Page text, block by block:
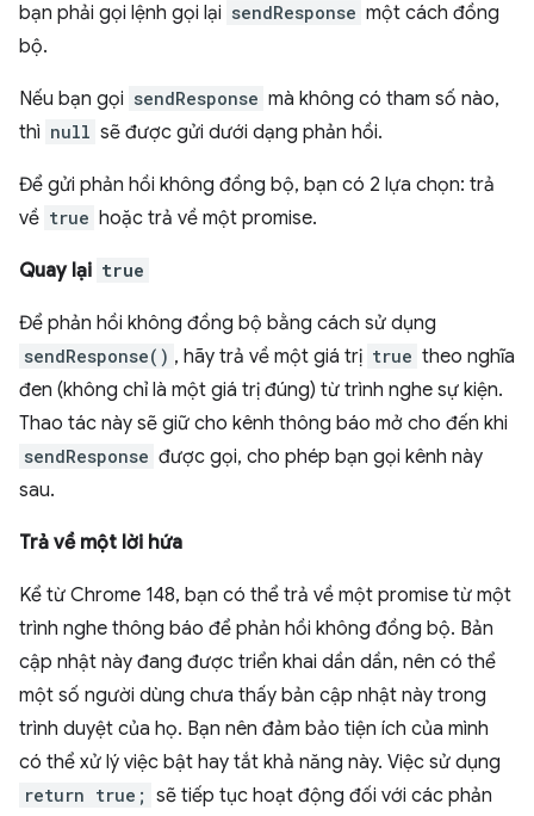
bạn phải gọi lệnh gọi lại sendResponse một cách đồng
bộ.
Nếu bạn gọi sendResponse mà không có tham số nào,
thì null sẽ được gửi dưới dạng phản hồi.
Để gửi phản hồi không đồng bộ, bạn có 2 lựa chọn: trả
về true hoặc trả về một promise.
Quay lại true
Để phản hồi không đồng bộ bằng cách sử dụng
sendResponse() , hãy trả về một giá trị true theo nghĩa
đen (không chỉ là một giá trị đúng) từ trình nghe sự kiện.
Thao tác này sẽ giữ cho kênh thông báo mở cho đến khi
sendResponse được gọi, cho phép bạn gọi kênh này
sau.
Trả về một lời hứa
Kể từ Chrome 148, bạn có thể trả về một promise từ một
trình nghe thông báo để phản hồi không đồng bộ. Bản
cập nhật này đang được triển khai dần dần, nên có thể
một số người dùng chưa thấy bản cập nhật này trong
trình duyệt của họ. Bạn nên đảm bảo tiện ích của mình
có thể xử lý việc bật hay tắt khả năng này. Việc sử dụng
return true; sẽ tiếp tục hoạt động đối với các phản